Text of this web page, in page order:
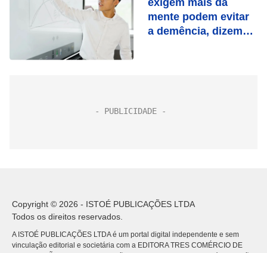
exigem mais da
mente podem evitar
a demência, dizem
Copyright © 2026 - ISTOÉ PUBLICAÇÕES LTDA
Todos os direitos reservados.
A ISTOÉ PUBLICAÇÕES LTDA é um portal digital independente e sem
vinculação editorial e societária com a EDITORA TRES COMÉRCIO DE